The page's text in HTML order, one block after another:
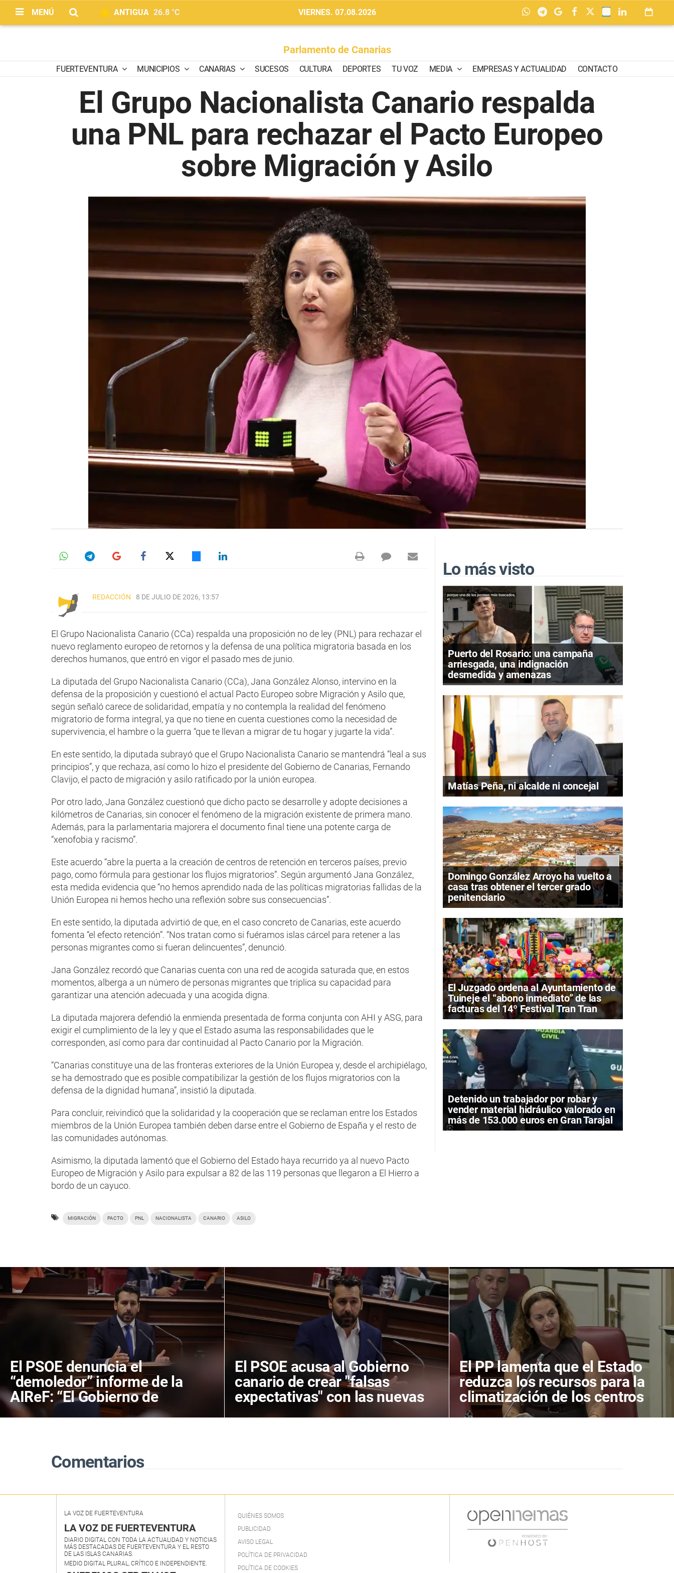
MENÚ ANTIGUA 26.8 °C VIERNES. 07.08.2026
Parlamento de Canarias
FUERTEVENTURA MUNICIPIOS CANARIAS SUCESOS CULTURA DEPORTES TU VOZ MEDIA EMPRESAS Y ACTUALIDAD CONTACTO
El Grupo Nacionalista Canario respalda
una PNL para rechazar el Pacto Europeo
sobre Migración y Asilo
REDACCIÓN 8 DE JULIO DE 2026, 13:57
El Grupo Nacionalista Canario (CCa) respalda una proposición no de ley (PNL) para rechazar el
nuevo reglamento europeo de retornos y la defensa de una política migratoria basada en los
derechos humanos, que entró en vigor el pasado mes de junio.
La diputada del Grupo Nacionalista Canario (CCa), Jana González Alonso, intervino en la
defensa de la proposición y cuestionó el actual Pacto Europeo sobre Migración y Asilo que,
según señaló carece de solidaridad, empatía y no contempla la realidad del fenómeno
migratorio de forma integral, ya que no tiene en cuenta cuestiones como la necesidad de
supervivencia, el hambre o la guerra “que te llevan a migrar de tu hogar y jugarte la vida”.
En este sentido, la diputada subrayó que el Grupo Nacionalista Canario se mantendrá “leal a sus
principios”, y que rechaza, así como lo hizo el presidente del Gobierno de Canarias, Fernando
Clavijo, el pacto de migración y asilo ratificado por la unión europea.
Por otro lado, Jana González cuestionó que dicho pacto se desarrolle y adopte decisiones a
kilómetros de Canarias, sin conocer el fenómeno de la migración existente de primera mano.
Además, para la parlamentaria majorera el documento final tiene una potente carga de
“xenofobia y racismo”.
Este acuerdo “abre la puerta a la creación de centros de retención en terceros países, previo
pago, como fórmula para gestionar los flujos migratorios”. Según argumentó Jana González,
esta medida evidencia que “no hemos aprendido nada de las políticas migratorias fallidas de la
Unión Europea ni hemos hecho una reflexión sobre sus consecuencias”.
En este sentido, la diputada advirtió de que, en el caso concreto de Canarias, este acuerdo
fomenta “el efecto retención”. “Nos tratan como si fuéramos islas cárcel para retener a las
personas migrantes como si fueran delincuentes”, denunció.
Jana González recordó que Canarias cuenta con una red de acogida saturada que, en estos
momentos, alberga a un número de personas migrantes que triplica su capacidad para
garantizar una atención adecuada y una acogida digna.
La diputada majorera defendió la enmienda presentada de forma conjunta con AHI y ASG, para
exigir el cumplimiento de la ley y que el Estado asuma las responsabilidades que le
corresponden, así como para dar continuidad al Pacto Canario por la Migración.
“Canarias constituye una de las fronteras exteriores de la Unión Europea y, desde el archipiélago,
se ha demostrado que es posible compatibilizar la gestión de los flujos migratorios con la
defensa de la dignidad humana”, insistió la diputada.
Para concluir, reivindicó que la solidaridad y la cooperación que se reclaman entre los Estados
miembros de la Unión Europea también deben darse entre el Gobierno de España y el resto de
las comunidades autónomas.
Asimismo, la diputada lamentó que el Gobierno del Estado haya recurrido ya al nuevo Pacto
Europeo de Migración y Asilo para expulsar a 82 de las 119 personas que llegaron a El Hierro a
bordo de un cayuco.
MIGRACIÓN PACTO PNL NACIONALISTA CANARIO ASILO
Lo más visto
Puerto del Rosario: una campaña
arriesgada, una indignación
desmedida y amenazas
Matías Peña, ni alcalde ni concejal
Domingo González Arroyo ha vuelto a
casa tras obtener el tercer grado
penitenciario
El Juzgado ordena al Ayuntamiento de
Tuineje el “abono inmediato” de las
facturas del 14º Festival Tran Tran
Detenido un trabajador por robar y
vender material hidráulico valorado en
más de 153.000 euros en Gran Tarajal
El PSOE denuncia el
“demoledor” informe de la
AIReF: “El Gobierno de
Canarias reconoce que la
públicos”
El PSOE acusa al Gobierno
canario de crear "falsas
expectativas" con las nuevas
ambulancias para
El PP lamenta que el Estado
reduzca los recursos para la
climatización de los centros
escolares de Fuerteventura
Comentarios
LA VOZ DE FUERTEVENTURA
LA VOZ DE FUERTEVENTURA
DIARIO DIGITAL CON TODA LA ACTUALIDAD Y NOTICIAS
MÁS DESTACADAS DE FUERTEVENTURA Y EL RESTO
DE LAS ISLAS CANARIAS.
MEDIO DIGITAL PLURAL, CRÍTICO E INDEPENDIENTE.
QUIÉNES SOMOS
PUBLICIDAD
AVISO LEGAL
POLÍTICA DE PRIVACIDAD
POLÍTICA DE COOKIES